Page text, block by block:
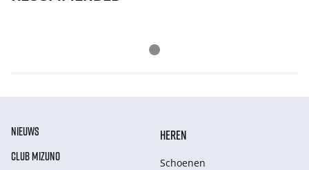
NIEUWS
CLUB MIZUNO
HEREN
Schoenen